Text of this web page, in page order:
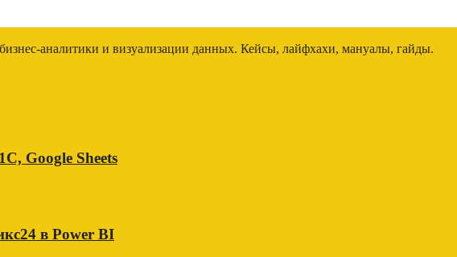
аналитики и визуализации данных. Кейсы, лайфхахи, мануалы, гайды.
Google Sheets
в Power BI